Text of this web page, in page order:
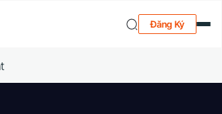
Đăng Ký